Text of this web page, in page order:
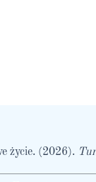
życie. (2026).